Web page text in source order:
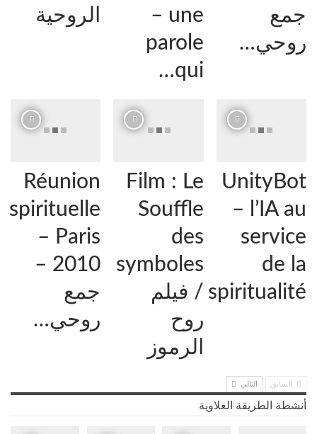
جمع
روحي…
– une
parole
qui…
الروحية
UnityBot
– l’IA au
service
de la
spiritualité
Film : Le
Souffle
des
symboles
/ فيلم
روح
الرموز
Réunion
spirituelle
– Paris
2010 –
جمع
روحي…
السابق التالي
أنشطة الطريقة العلاوية